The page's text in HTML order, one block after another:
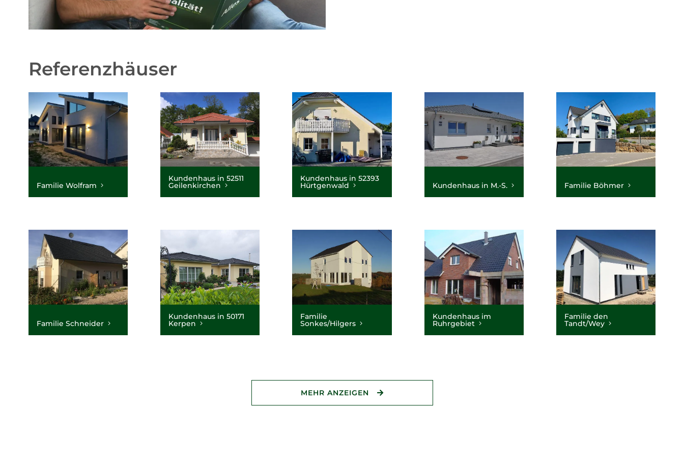
Referenzhäuser
Familie Wolfram
Kundenhaus in 52511
Geilenkirchen
Kundenhaus in 52393
Hürtgenwald Kundenhaus in M.-S. Familie Böhmer
Familie Schneider
Kundenhaus in 50171
Kerpen
Familie
Sonkes/Hilgers
Kundenhaus im
Ruhrgebiet
Familie den
Tandt/Wey
MEHR ANZEIGEN